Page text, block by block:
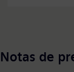
Notas de